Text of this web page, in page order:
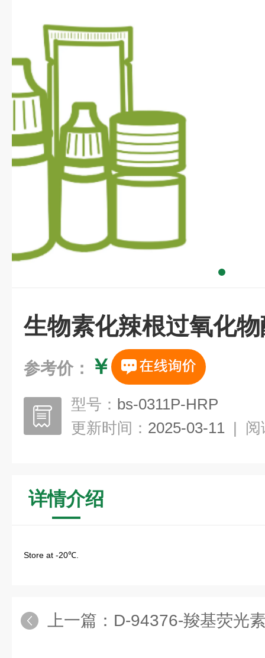
生物素化辣根过氧化
参考价： ￥
型号： bs-0311P-HRP
更新时间： 2025-03-11 | 阅
详情介绍
Store at -20℃.
上一篇： D-94376-羧基荧光